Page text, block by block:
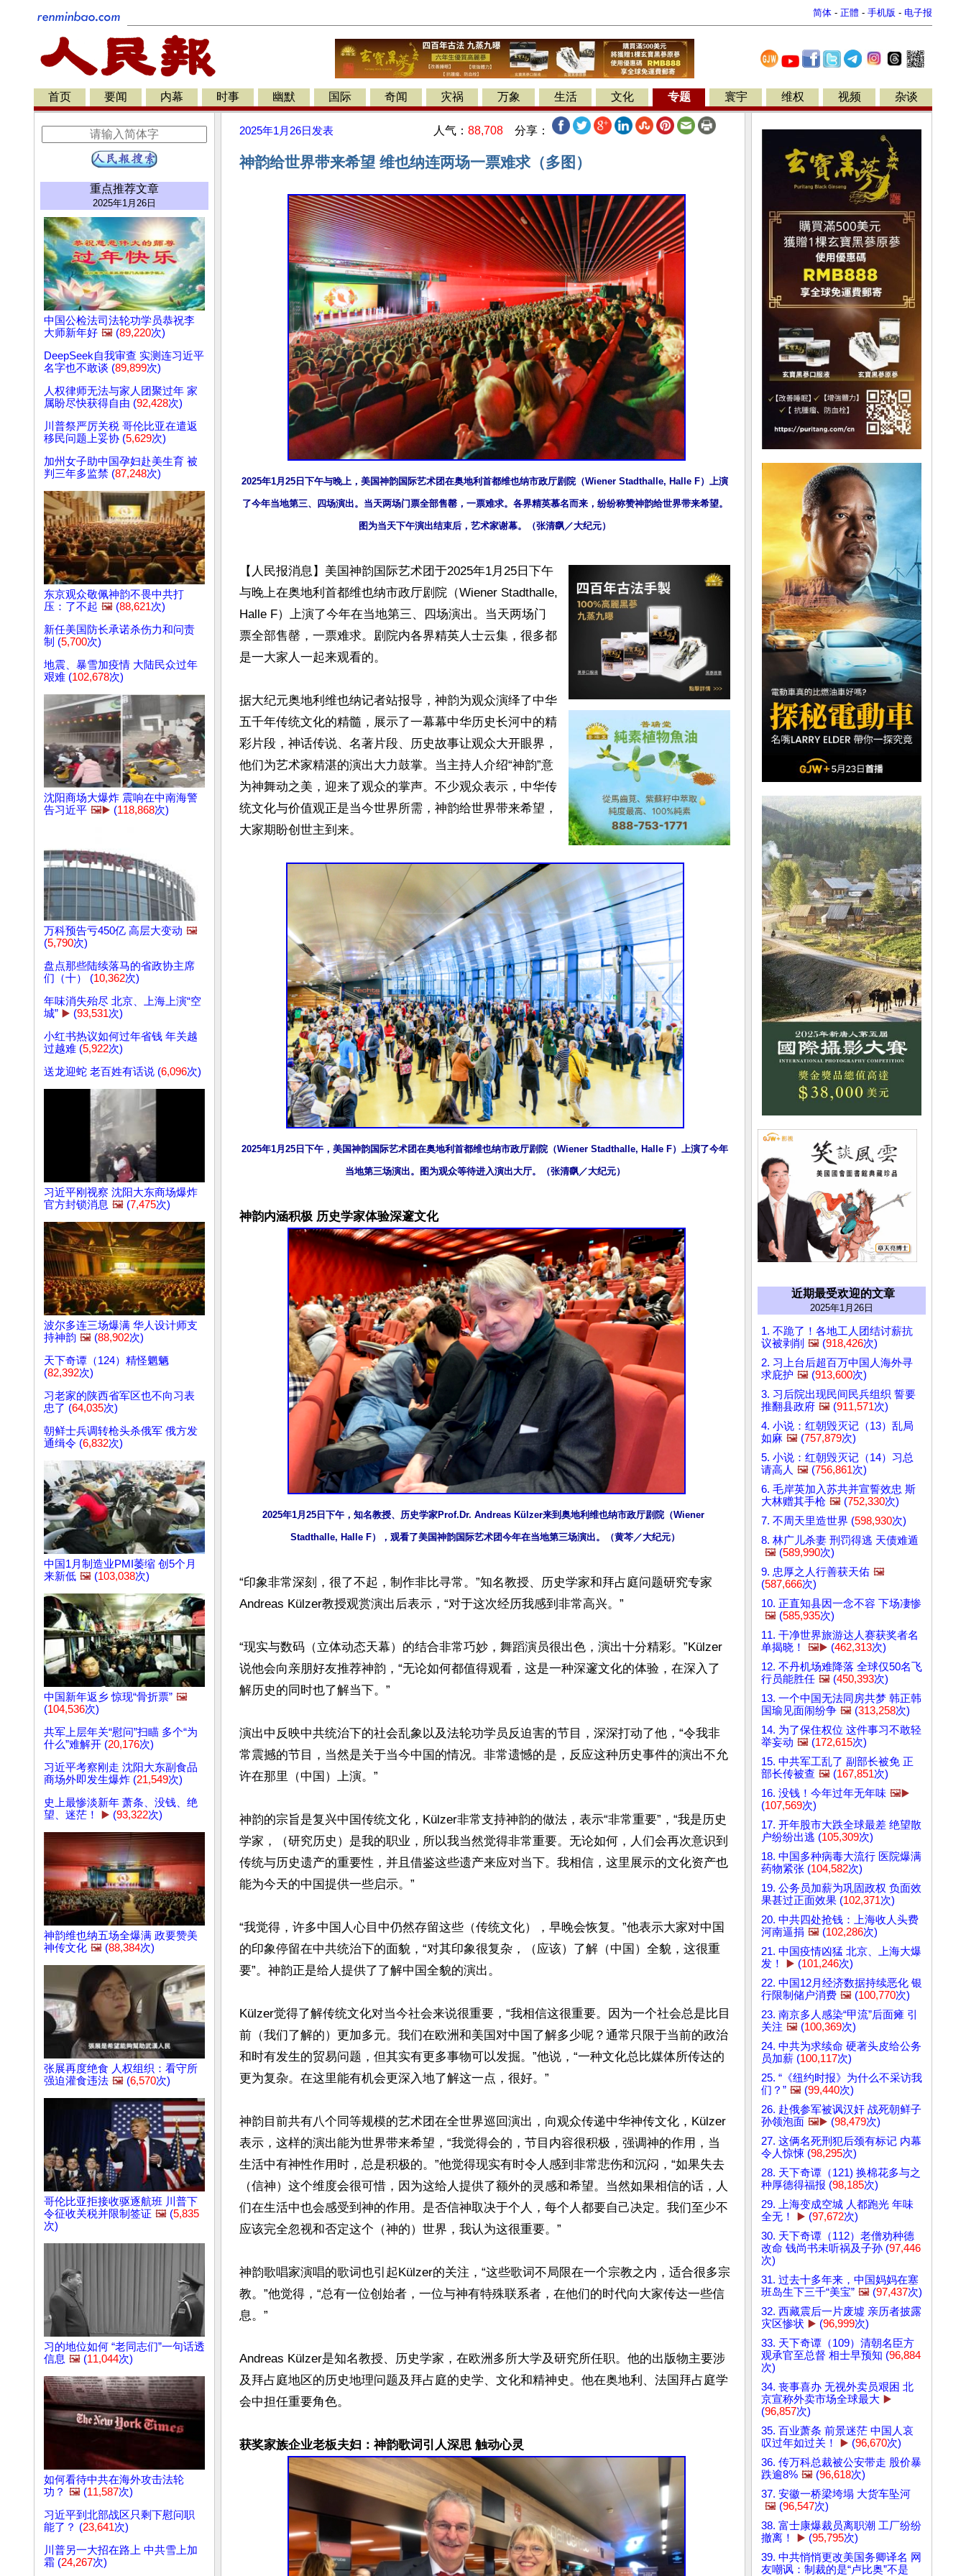
简体 - 正體 - 手机版 - 电子报
首页 要闻 内幕 时事 幽默 国际 奇闻 灾祸 万象 生活 文化 专题 寰宇 维权 视频 杂谈
重点推荐文章
2025年1月26日
中国公检法司法轮功学员恭祝李
大师新年好 🖼️ (89,220次)
DeepSeek自我审查 实测连习近平
名字也不敢谈 (89,899次)
人权律师无法与家人团聚过年 家
属盼尽快获得自由 (92,428次)
川普祭严厉关税 哥伦比亚在遣返
移民问题上妥协 (5,629次)
加州女子助中国孕妇赴美生育 被
判三年多监禁 (87,248次)
东京观众敬佩神韵不畏中共打
压：了不起 🖼️ (88,621次)
新任美国防长承诺杀伤力和问责
制 (5,700次)
地震、暴雪加疫情 大陆民众过年
艰难 (102,678次)
沈阳商场大爆炸 震响在中南海警
告习近平 🖼️▶️ (118,868次)
万科预告亏450亿 高层大变动 🖼️
(5,790次)
盘点那些陆续落马的省政协主席
们（十） (10,362次)
年味消失殆尽 北京、上海上演“空
城” ▶️ (93,531次)
小红书热议如何过年省钱 年关越
过越难 (5,922次)
送龙迎蛇 老百姓有话说 (6,096次)
习近平刚视察 沈阳大东商场爆炸
官方封锁消息 🖼️ (7,475次)
波尔多连三场爆满 华人设计师支
持神韵 🖼️ (88,902次)
天下奇谭（124）精怪魍魉
(82,392次)
习老家的陕西省军区也不向习表
忠了 (64,035次)
朝鲜士兵调转枪头杀俄军 俄方发
通缉令 (6,832次)
中国1月制造业PMI萎缩 创5个月
来新低 🖼️ (103,038次)
中国新年返乡 惊现“骨折票” 🖼️
(104,536次)
共军上层年关“慰问”扫瞄 多个“为
什么”难解开 (20,176次)
习近平考察刚走 沈阳大东副食品
商场外即发生爆炸 (21,549次)
史上最惨淡新年 萧条、没钱、绝
望、迷茫！
▶️ (93,322次)
神韵维也纳五场全爆满 政要赞美
神传文化 🖼️ (88,384次)
张展再度绝食 人权组织：看守所
强迫灌食违法 🖼️ (6,570次)
哥伦比亚拒接收驱逐航班 川普下
令征收关税并限制签证 🖼️ (5,835
次)
习的地位如何 “老同志们”一句话透
信息 🖼️ (11,044次)
如何看待中共在海外攻击法轮
功？ 🖼️ (11,587次)
习近平到北部战区只剩下慰问职
能了？ (23,641次)
川普另一大招在路上 中共雪上加
霜 (24,267次)
2025年1月26日 发表 人气： 88,708 分享：
神韵给世界带来希望 维也纳连两场一票难求（多图）
2025年1月25日下午与晚上，美国神韵国际艺术团在奥地利首都维也纳市政厅剧院（Wiener Stadthalle, Halle F）上演
了今年当地第三、四场演出。当天两场门票全部售罄，一票难求。各界精英慕名而来，纷纷称赞神韵给世界带来希望。
图为当天下午演出结束后，艺术家谢幕。（张清飖／大纪元）
【人民报消息】美国神韵国际艺术团于2025年1月25日下午
与晚上在奥地利首都维也纳市政厅剧院（Wiener Stadthalle,
Halle F）上演了今年在当地第三、四场演出。当天两场门
票全部售罄，一票难求。剧院内各界精英人士云集，很多都
是一大家人一起来观看的。
据大纪元奥地利维也纳记者站报导，神韵为观众演绎了中华
五千年传统文化的精髓，展示了一幕幕中华历史长河中的精
彩片段，神话传说、名著片段、历史故事让观众大开眼界，
他们为艺术家精湛的演出大力鼓掌。当主持人介绍“神韵”意
为神舞动之美，迎来了观众的掌声。不少观众表示，中华传
统文化与价值观正是当今世界所需，神韵给世界带来希望，
2025年1月25日下午，美国神韵国际艺术团在奥地利首都维也纳市政厅剧院（Wiener Stadthalle, Halle F）上演了今年
当地第三场演出。图为观众等待进入演出大厅。（张清飖／大纪元）
神韵内涵积极 历史学家体验深邃文化
2025年1月25日下午，知名教授、历史学家Prof.Dr. Andreas Külzer来到奥地利维也纳市政厅剧院（Wiener
Stadthalle, Halle F），观看了美国神韵国际艺术团今年在当地第三场演出。（黄芩／大纪元）
“印象非常深刻，很了不起，制作非比寻常。”知名教授、历史学家和拜占庭问题研究专家
Andreas Külzer教授观赏演出后表示，“对于这次经历我感到非常高兴。”
“现实与数码（立体动态天幕）的结合非常巧妙，舞蹈演员很出色，演出十分精彩。”Külzer
说他会向亲朋好友推荐神韵，“无论如何都值得观看，这是一种深邃文化的体验，在深入了
解历史的同时也了解当下。”
演出中反映中共统治下的社会乱象以及法轮功学员反迫害的节目，深深打动了他，“令我非
常震撼的节目，当然是关于当今中国的情况。非常遗憾的是，反应这种历史事件的演出不允
许在那里（中国）上演。”
神韵的宗旨是复兴中国传统文化，Külzer非常支持神韵的做法，表示“非常重要”，“我是历史
学家，（研究历史）是我的职业，所以我当然觉得非常重要。无论如何，人们会再次意识到
传统与历史遗产的重要性，并且借鉴这些遗产来应对当下。我相信，这里展示的文化资产也
能为今天的中国提供一些启示。”
“我觉得，许多中国人心目中仍然存留这些（传统文化），早晚会恢复。”他表示大家对中国
的印象停留在中共统治下的面貌，“对其印象很复杂，（应该）了解（中国）全貌，这很重
要”。神韵正是给人提供了了解中国全貌的演出。
Külzer觉得了解传统文化对当今社会来说很重要，“我相信这很重要。因为一个社会总是比目
前（我们了解的）更加多元。我们在欧洲和美国对中国了解多少呢？通常只限于当前的政治
和时有发生的贸易问题，但其实有更多事物可以发掘。”他说，“一种文化总比媒体所传达的
更为复杂。在这里能有机会更深入地了解这一点，很好。”
神韵目前共有八个同等规模的艺术团在全世界巡回演出，向观众传递中华神传文化，Külzer
表示，这样的演出能为世界带来希望，“我觉得会的，节目内容很积极，强调神的作用，当
生活中有神性作用时，总是积极的。”他觉得现实有时令人感到非常悲伤和沉闷，“如果失去
（信神）这个维度会很可惜，因为这给人提供了额外的灵感和希望。当然如果相信的话，人
们在生活中也会感受到神的作用。是否信神取决于个人，每个人都要自己决定。我们至少不
应该完全忽视和否定这个（神的）世界，我认为这很重要。”
神韵歌唱家演唱的歌词也引起Külzer的关注，“这些歌词不局限在一个宗教之内，适合很多宗
教。”他觉得，“总有一位创始者，一位与神有特殊联系者，在他们的时代向大家传达一些信
息。”
Andreas Külzer是知名教授、历史学家，在欧洲多所大学及研究所任职。他的出版物主要涉
及拜占庭地区的历史地理问题及拜占庭的史学、文化和精神史。他在奥地利、法国拜占庭学
会中担任重要角色。
获奖家族企业老板夫妇：神韵歌词引人深思 触动心灵
近期最受欢迎的文章
2025年1月26日
1. 不跪了！各地工人团结讨薪抗
议被剥削 🖼️ (918,426次)
2. 习上台后超百万中国人海外寻
求庇护 🖼️ (913,600次)
3. 习后院出现民间民兵组织 誓要
推翻县政府 🖼️ (911,571次)
4. 小说：红朝毁灭记（13）乱局
如麻 🖼️ (757,879次)
5. 小说：红朝毁灭记（14）习总
请高人 🖼️ (756,861次)
6. 毛岸英加入苏共并宣誓效忠 斯
大林赠其手枪 🖼️ (752,330次)
7. 不周天里造世界 (598,930次)
8. 林广儿杀妻 刑罚得逃 天债难遁
🖼️ (589,990次)
9. 忠厚之人行善获天佑 🖼️
(587,666次)
10. 正直知县因一念不容 下场凄惨
🖼️ (585,935次)
11. 干净世界旅游达人赛获奖者名
单揭晓！
🖼️▶️ (462,313次)
12. 不丹机场难降落 全球仅50名飞
行员能胜任 🖼️ (450,393次)
13. 一个中国无法同房共梦 韩正韩
国瑜见面闹纷争 🖼️ (313,258次)
14. 为了保住权位 这件事习不敢轻
举妄动 🖼️ (172,615次)
15. 中共军工乱了 副部长被免 正
部长传被查 🖼️ (167,851次)
16. 没钱！今年过年无年味 🖼️▶️
(107,569次)
17. 开年股市大跌全球最差 绝望散
户纷纷出逃 (105,309次)
18. 中国多种病毒大流行 医院爆满
药物紧张 (104,582次)
19. 公务员加薪为巩固政权 负面效
果甚过正面效果 (102,371次)
20. 中共四处抢钱：上海收人头费
河南逼捐 🖼️ (102,286次)
21. 中国疫情凶猛 北京、上海大爆
发！
▶️ (101,246次)
22. 中国12月经济数据持续恶化 银
行限制储户消费 🖼️ (100,770次)
23. 南京多人感染“甲流”后面瘫 引
关注 🖼️ (100,369次)
24. 中共为求续命 硬著头皮给公务
员加薪 (100,117次)
25. “《纽约时报》为什么不采访我
们？” 🖼️ (99,440次)
26. 赴俄参军被讽汉奸 战死朝鲜子
孙领泡面 🖼️▶️ (98,479次)
27. 这俩名死刑犯后颈有标记 内幕
令人惊悚 (98,295次)
28. 天下奇谭（121) 换棉花多与之
种厚德得福报 (98,185次)
29. 上海变成空城 人都跑光 年味
全无！
▶️ (97,672次)
30. 天下奇谭（112）老僧劝种德
改命 钱尚书未听祸及子孙 (97,446
次)
31. 过去十多年来，中国妈妈在塞
班岛生下三千“美宝” 🖼️ (97,437次)
32. 西藏震后一片废墟 亲历者披露
灾区惨状 ▶️ (96,999次)
33. 天下奇谭（109）清朝名臣方
观承官至总督 相士早预知 (96,884
次)
34. 丧事喜办 无视外卖员艰困 北
京宣称外卖市场全球最大 ▶️
(96,857次)
35. 百业萧条 前景迷茫 中国人哀
叹过年如过关！
▶️ (96,670次)
36. 传万科总裁被公安带走 股价暴
跌逾8% 🖼️ (96,618次)
37. 安徽一桥梁垮塌 大货车坠河
🖼️ (96,547次)
38. 富士康爆裁员离职潮 工厂纷纷
撤离！
▶️ (95,795次)
39. 中共悄悄更改美国务卿译名 网
友嘲讽：制裁的是“卢比奥”不是